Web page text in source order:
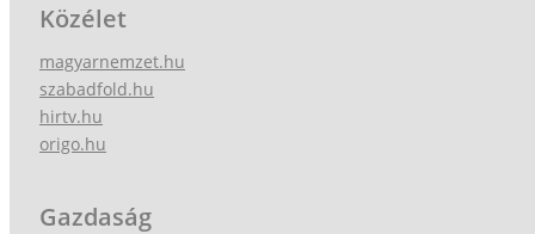
Közélet
magyarnemzet.hu
szabadfold.hu
hirtv.hu
origo.hu
Gazdaság